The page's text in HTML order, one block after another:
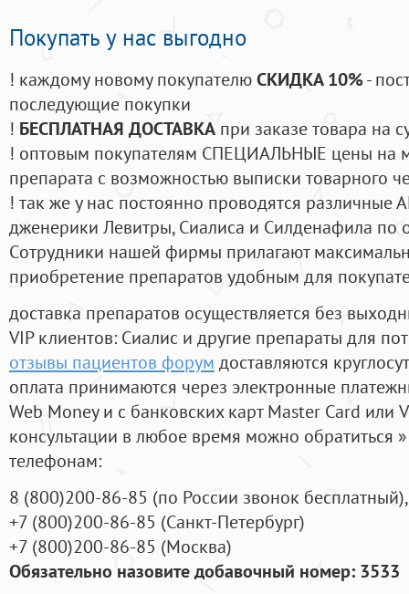
Покупать у нас выгодно
! каждому новому покупателюСКИДКА 10%-
последующие покупки
! БЕСПЛАТНАЯ ДОСТАВКА при заказе товара на
! оптовым покупателям СПЕЦИАЛЬНЫЕ цены на
препарата с возможностью выписки товарного
! так же у нас постоянно проводятся
дженерики Левитры, Сиалиса и Силденафила по
Cотрудники нашей фирмы прилагают
приобретение препаратов удобным для
доставка препаратов осуществляется без
VIP клиентов: Сиалис и другие препараты для
отзывы пациентов форум доставляются
оплата принимаются через электронные
Web Money и с банковских карт Master Card или
консультации в любое время можно обратиться
телефонам:
8 (800)200-86-85 (по России звонок бесплатный),
+7 (800)200-86-85 (Санкт-Петербург)
+7 (800)200-86-85 (Москва)
Обязательно назовите добавочный номер: 3533